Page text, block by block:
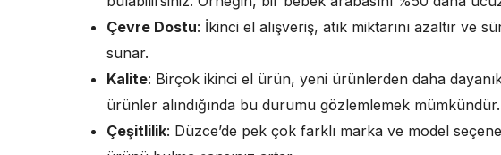
Çevre Dostu: İkinci el alışveriş, atık miktarını azaltır ve
sunar.
Kalite: Birçok ikinci el ürün, yeni ürünlerden daha
ürünler alındığında bu durumu gözlemlemek mümkündür.
Çeşitlilik: Düzce’de pek çok farklı marka ve model